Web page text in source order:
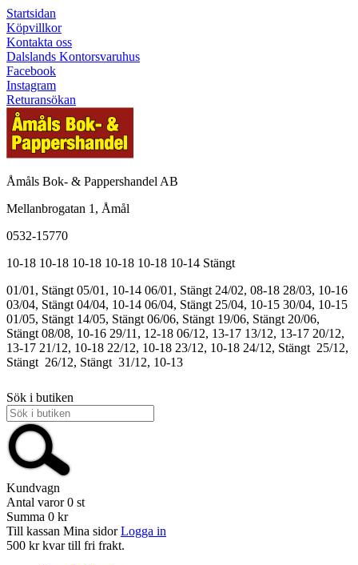
Startsidan
Köpvillkor
Kontakta oss
Dalslands Kontorsvaruhus
Facebook
Instagram
Returansökan
Åmåls Bok- & Pappershandel AB
Mellanbrogatan 1, Åmål
0532-15770
10-18 10-18 10-18 10-18 10-18 10-14 Stängt
01/01, Stängt 05/01, 10-14 06/01, Stängt 24/02, 08-18 28/03, 10-16
03/04, Stängt 04/04, 10-14 06/04, Stängt 25/04, 10-15 30/04, 10-15
01/05, Stängt 14/05, Stängt 06/06, Stängt 19/06, Stängt 20/06,
Stängt 08/08, 10-16 29/11, 12-18 06/12, 13-17 13/12, 13-17 20/12,
13-17 21/12, 10-18 22/12, 10-18 23/12, 10-18 24/12, Stängt 25/12,
Stängt 26/12, Stängt 31/12, 10-13
Sök i butiken
Kundvagn
Antal varor 0 st
Summa 0 kr
Till kassan Mina sidor Logga in
500 kr kvar till fri frakt.